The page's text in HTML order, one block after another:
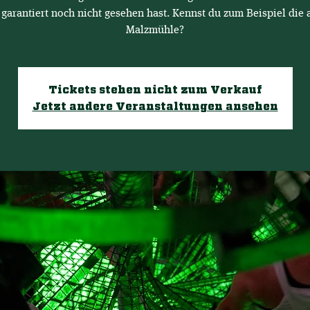
noch nicht gesehen hast. Kennst du zum Beispiel die
Malzmühle?
Tickets stehen nicht zum Verkauf
Jetzt andere Veranstaltungen ansehen